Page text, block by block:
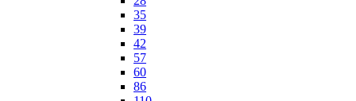
35
39
42
57
60
86